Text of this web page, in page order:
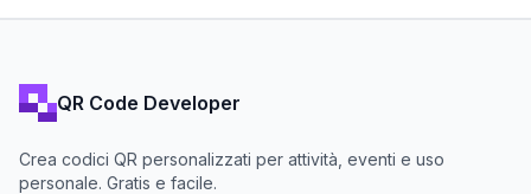
QR Code Developer
Crea codici QR personalizzati per attività, eventi e uso
personale. Gratis e facile.